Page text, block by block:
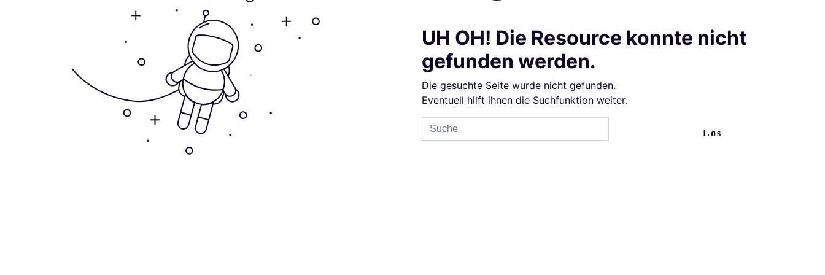
UH OH! Die Resource konnte nicht
gefunden werden.
Die gesuchte Seite wurde nicht gefunden.
Eventuell hilft ihnen die Suchfunktion weiter.
Sucheingabe
Los